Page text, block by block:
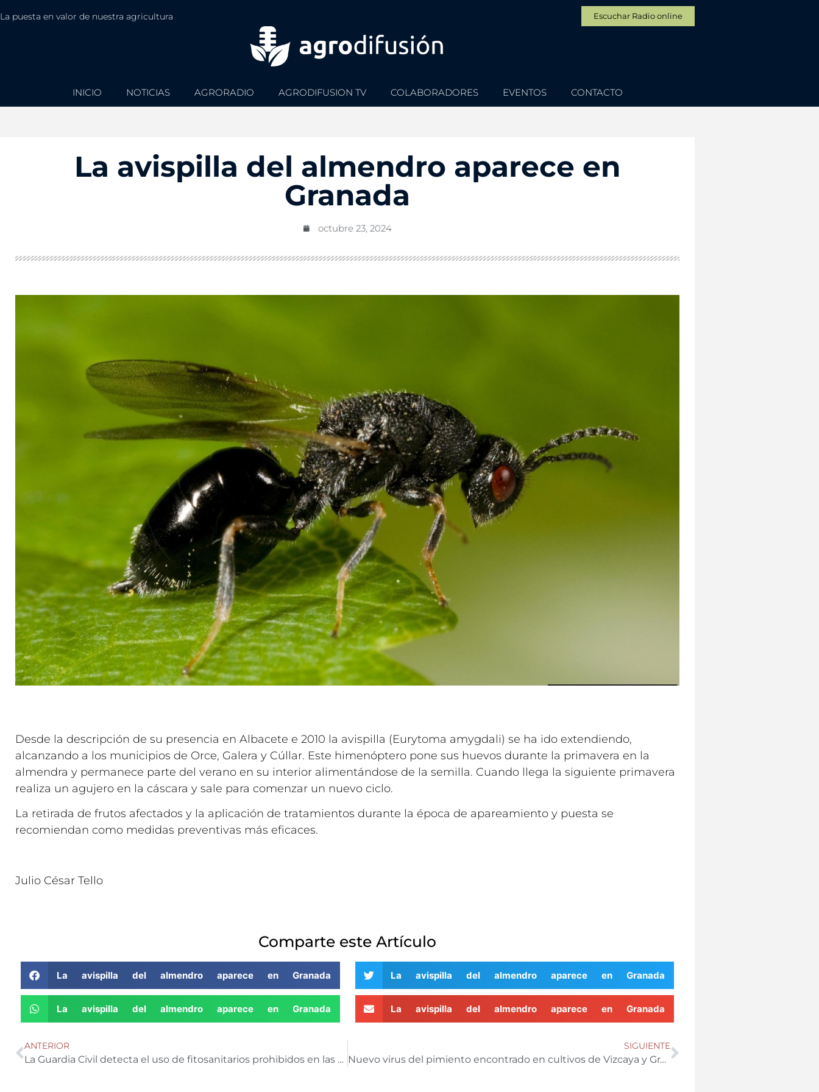
La puesta en valor de nuestra agricultura Escuchar Radio online
INICIO NOTICIAS AGRORADIO AGRODIFUSION TV COLABORADORES EVENTOS CONTACTO
La avispilla del almendro aparece en
Granada
octubre 23, 2024
Desde la descripción de su presencia en Albacete e 2010 la avispilla (Eurytoma amygdali) se ha ido extendiendo,
alcanzando a los municipios de Orce, Galera y Cúllar. Este himenóptero pone sus huevos durante la primavera en la
almendra y permanece parte del verano en su interior alimentándose de la semilla. Cuando llega la siguiente primavera
realiza un agujero en la cáscara y sale para comenzar un nuevo ciclo.
La retirada de frutos afectados y la aplicación de tratamientos durante la época de apareamiento y puesta se
recomiendan como medidas preventivas más eficaces.
Julio César Tello
Comparte este Artículo
La avispilla del almendro aparece en Granada La avispilla del almendro aparece en Granada
La avispilla del almendro aparece en Granada La avispilla del almendro aparece en Granada
ANTERIOR
La Guardia Civil detecta el uso de fitosanitarios prohibidos en las proximidades de Doñana
SIGUIENTE
Nuevo virus del pimiento encontrado en cultivos de Vizcaya y Granada